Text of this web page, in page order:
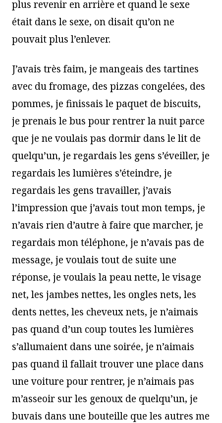
plus revenir en arrière et quand le sexe
était dans le sexe, on disait qu’on ne
pouvait plus l’enlever.
J’avais très faim, je mangeais des tartines
avec du fromage, des pizzas congelées, des
pommes, je finissais le paquet de biscuits,
je prenais le bus pour rentrer la nuit parce
que je ne voulais pas dormir dans le lit de
quelqu’un, je regardais les gens s’éveiller, je
regardais les lumières s’éteindre, je
regardais les gens travailler, j’avais
l’impression que j’avais tout mon temps, je
n’avais rien d’autre à faire que marcher, je
regardais mon téléphone, je n’avais pas de
message, je voulais tout de suite une
réponse, je voulais la peau nette, le visage
net, les jambes nettes, les ongles nets, les
dents nettes, les cheveux nets, je n’aimais
pas quand d’un coup toutes les lumières
s’allumaient dans une soirée, je n’aimais
pas quand il fallait trouver une place dans
une voiture pour rentrer, je n’aimais pas
m’asseoir sur les genoux de quelqu’un, je
buvais dans une bouteille que les autres me